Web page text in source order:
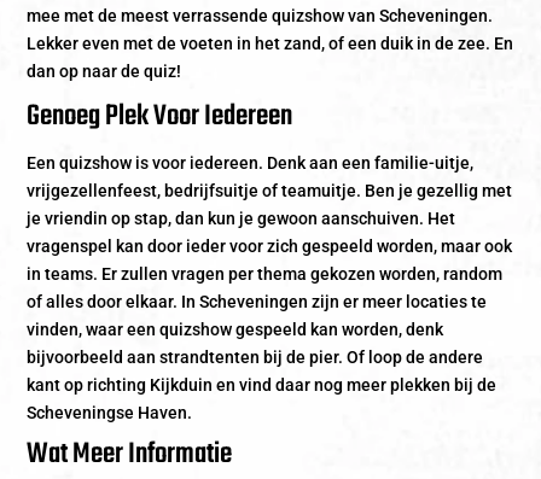
mee met de meest verrassende quizshow van Scheveningen.
Lekker even met de voeten in het zand, of een duik in de zee. En
dan op naar de quiz!
Genoeg Plek Voor Iedereen
Een quizshow is voor iedereen. Denk aan een familie-uitje,
vrijgezellenfeest, bedrijfsuitje of teamuitje. Ben je gezellig met
je vriendin op stap, dan kun je gewoon aanschuiven. Het
vragenspel kan door ieder voor zich gespeeld worden, maar ook
in teams. Er zullen vragen per thema gekozen worden, random
of alles door elkaar. In Scheveningen zijn er meer locaties te
vinden, waar een quizshow gespeeld kan worden, denk
bijvoorbeeld aan strandtenten bij de pier. Of loop de andere
kant op richting Kijkduin en vind daar nog meer plekken bij de
Scheveningse Haven.
Wat Meer Informatie